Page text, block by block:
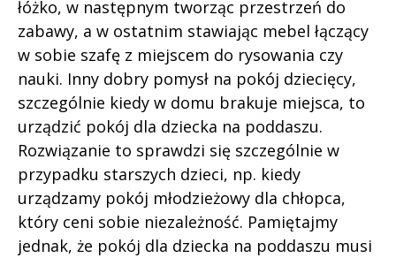
łóżko, w następnym tworząc przestrzeń do
zabawy, a w ostatnim stawiając mebel łączący
w sobie szafę z miejscem do rysowania czy
nauki. Inny dobry pomysł na pokój dziecięcy,
szczególnie kiedy w domu brakuje miejsca, to
urządzić pokój dla dziecka na poddaszu.
Rozwiązanie to sprawdzi się szczególnie w
przypadku starszych dzieci, np. kiedy
urządzamy pokój młodzieżowy dla chłopca,
który ceni sobie niezależność. Pamiętajmy
jednak, że pokój dla dziecka na poddaszu musi